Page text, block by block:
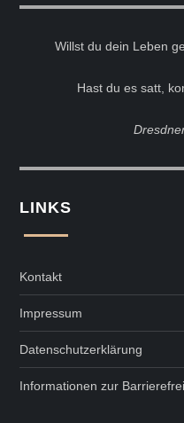
Willst du dein Leben
Hast du es satt,
LINKS
Kontakt
Impressum
Datenschutzerklärung
Informationen zur